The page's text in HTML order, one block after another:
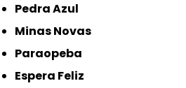
Pedra Azul
Minas Novas
Paraopeba
Espera Feliz